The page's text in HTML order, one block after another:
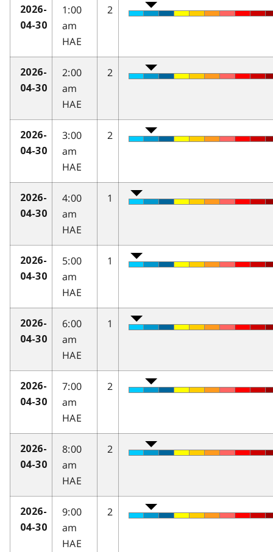
2026-
04-30
1:00
am
HAE
2
2026-
04-30
2:00
am
HAE
2
2026-
04-30
3:00
am
HAE
2
2026-
04-30
4:00
am
HAE
1
2026-
04-30
5:00
am
HAE
1
2026-
04-30
6:00
am
HAE
1
2026-
04-30
7:00
am
HAE
2
2026-
04-30
8:00
am
HAE
2
2026-
04-30
9:00
am
HAE
2